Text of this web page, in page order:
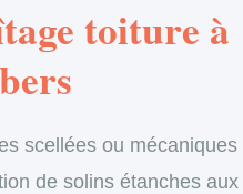
toiture à
scellées ou mécaniques
de solins étanches aux